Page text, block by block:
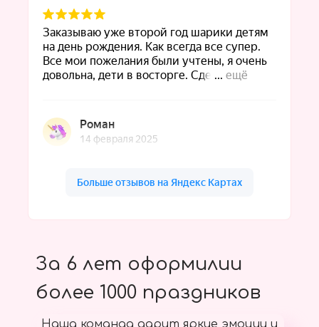
За 6 лет оформилии
более 1000 праздников
Наша команда дарит яркие эмоции и